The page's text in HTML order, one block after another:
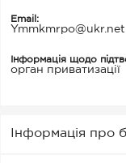
Email:
Ymmkmrpo@ukr.net
Інформація щодо
орган приватизації
Інформація про